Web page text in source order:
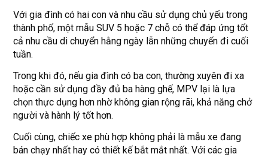
Với gia đình có hai con và nhu cầu sử dụng chủ yếu trong
thành phố, một mẫu SUV 5 hoặc 7 chỗ có thể đáp ứng tốt
cả nhu cầu di chuyển hằng ngày lẫn những chuyến đi cuối
tuần.
Trong khi đó, nếu gia đình có ba con, thường xuyên đi xa
hoặc cần sử dụng đầy đủ ba hàng ghế, MPV lại là lựa
chọn thực dụng hơn nhờ không gian rộng rãi, khả năng chở
người và hành lý tốt hơn.
Cuối cùng, chiếc xe phù hợp không phải là mẫu xe đang
bán chạy nhất hay có thiết kế bắt mắt nhất. Với các gia